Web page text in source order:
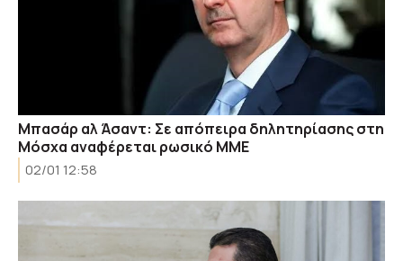
Μπασάρ αλ Άσαντ: Σε απόπειρα δηλητηρίασης στη
Μόσχα αναφέρεται ρωσικό ΜΜΕ
02/01 12:58